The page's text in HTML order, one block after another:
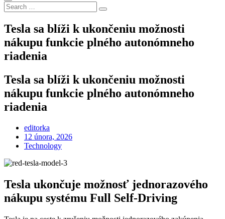
Search
for:
Search
Tesla sa blíži k ukončeniu možnosti
nákupu funkcie plného autonómneho
riadenia
Tesla sa blíži k ukončeniu možnosti
nákupu funkcie plného autonómneho
riadenia
editorka
Posted
on
12 února, 2026
Technology
Tesla ukončuje možnosť jednorazového
nákupu systému Full Self-Driving